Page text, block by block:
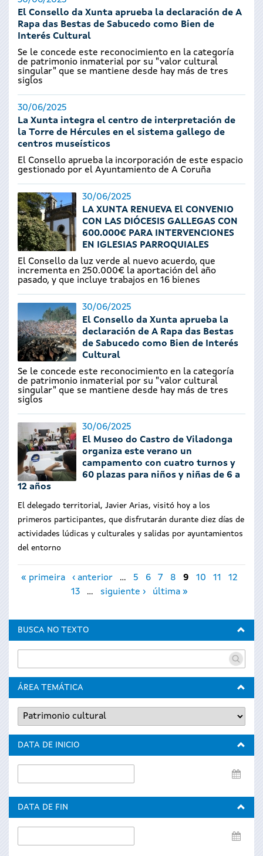
El Consello da Xunta aprueba la declaración de A
Rapa das Bestas de Sabucedo como Bien de
Interés Cultural
Se le concede este reconocimiento en la categoría
de patrimonio inmaterial por su "valor cultural
singular" que se mantiene desde hay más de tres
siglos
30/06/2025
La Xunta integra el centro de interpretación de
la Torre de Hércules en el sistema gallego de
centros museísticos
El Consello aprueba la incorporación de este espacio
gestionado por el Ayuntamiento de A Coruña
30/06/2025
LA XUNTA RENUEVA El CONVENIO
CON LAS DIÓCESIS GALLEGAS CON
600.000€ PARA INTERVENCIONES
EN IGLESIAS PARROQUIALES
El Consello da luz verde al nuevo acuerdo, que
incrementa en 250.000€ la aportación del año
pasado, y que incluye trabajos en 16 bienes
30/06/2025
El Consello da Xunta aprueba la
declaración de A Rapa das Bestas
de Sabucedo como Bien de Interés
Cultural
Se le concede este reconocimiento en la categoría
de patrimonio inmaterial por su "valor cultural
singular" que se mantiene desde hay más de tres
siglos
30/06/2025
El Museo do Castro de Viladonga
organiza este verano un
campamento con cuatro turnos y
60 plazas para niños y niñas de 6 a
12 años
El delegado territorial, Javier Arias, visitó hoy a los
primeros participantes, que disfrutarán durante diez días de
actividades lúdicas y culturales y salidas por ayuntamientos
del entorno
Páginas
« primeira ‹ anterior … 5 6 7 8 9 10 11
12
13
… siguiente › última »
BUSCA NO TEXTO
ÁREA TEMÁTICA
DATA DE INICIO
de
DATA DE FIN
de